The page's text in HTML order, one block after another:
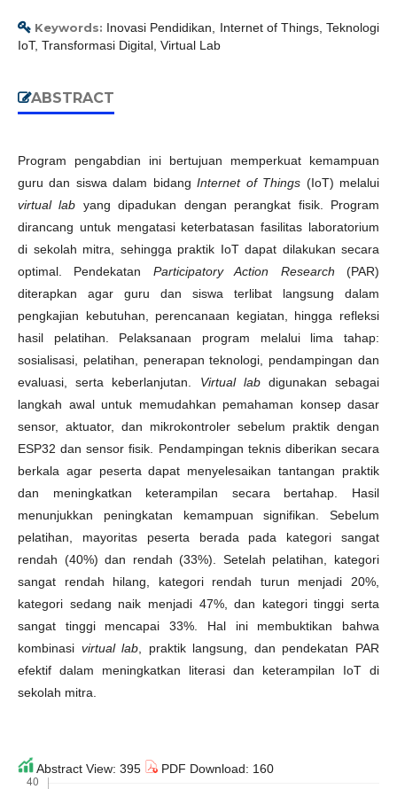
Keywords: Inovasi Pendidikan, Internet of Things, Teknologi
IoT, Transformasi Digital, Virtual Lab
ABSTRACT
Program pengabdian ini bertujuan memperkuat kemampuan
guru dan siswa dalam bidangInternet of Things (IoT) melalui
virtual lab yang dipadukan dengan perangkat fisik. Program
dirancang untuk mengatasi keterbatasan fasilitas laboratorium
di sekolah mitra, sehingga praktik IoT dapat dilakukan secara
optimal. Pendekatan Participatory Action Research (PAR)
diterapkan agar guru dan siswa terlibat langsung dalam
pengkajian kebutuhan, perencanaan kegiatan, hingga refleksi
hasil pelatihan. Pelaksanaan program melalui lima tahap:
sosialisasi, pelatihan, penerapan teknologi, pendampingan dan
evaluasi, serta keberlanjutan. Virtual labdigunakan sebagai
langkah awal untuk memudahkan pemahaman konsep dasar
sensor, aktuator, dan mikrokontroler sebelum praktik dengan
ESP32 dan sensor fisik. Pendampingan teknis diberikan secara
berkala agar peserta dapat menyelesaikan tantangan praktik
dan meningkatkan keterampilan secara bertahap. Hasil
menunjukkan peningkatan kemampuan signifikan. Sebelum
pelatihan, mayoritas peserta berada pada kategori sangat
rendah (40%) dan rendah (33%). Setelah pelatihan, kategori
sangat rendah hilang, kategori rendah turun menjadi 20%,
kategori sedang naik menjadi 47%, dan kategori tinggi serta
sangat tinggi mencapai 33%. Hal ini membuktikan bahwa
kombinasi virtual lab , praktik langsung, dan pendekatan PAR
efektif dalam meningkatkan literasi dan keterampilan IoT di
sekolah mitra.
Abstract View: 395 PDF Download: 160